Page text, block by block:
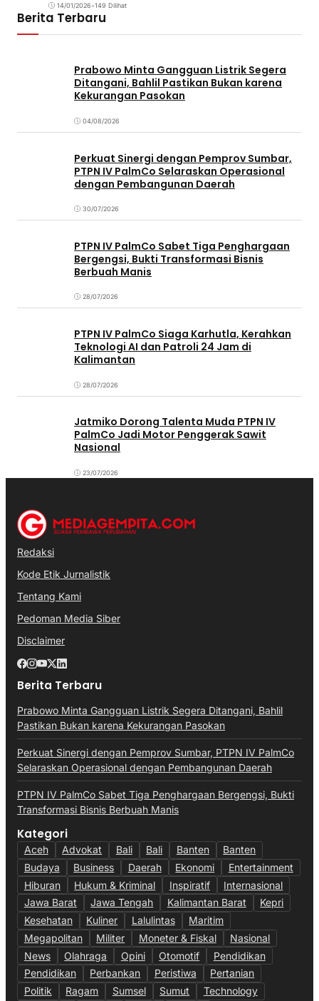
14/01/2026•149 Dilihat
Berita Terbaru
Prabowo Minta Gangguan Listrik Segera
Ditangani, Bahlil Pastikan Bukan karena
Kekurangan Pasokan
04/08/2026
Perkuat Sinergi dengan Pemprov Sumbar,
PTPN IV PalmCo Selaraskan Operasional
dengan Pembangunan Daerah
30/07/2026
PTPN IV PalmCo Sabet Tiga Penghargaan
Bergengsi, Bukti Transformasi Bisnis
Berbuah Manis
28/07/2026
PTPN IV PalmCo Siaga Karhutla, Kerahkan
Teknologi AI dan Patroli 24 Jam di
Kalimantan
28/07/2026
Jatmiko Dorong Talenta Muda PTPN IV
PalmCo Jadi Motor Penggerak Sawit
Nasional
23/07/2026
Redaksi
Kode Etik Jurnalistik
Tentang Kami
Pedoman Media Siber
Disclaimer
Berita Terbaru
Prabowo Minta Gangguan Listrik Segera Ditangani, Bahlil
Pastikan Bukan karena Kekurangan Pasokan
Perkuat Sinergi dengan Pemprov Sumbar, PTPN IV PalmCo
Selaraskan Operasional dengan Pembangunan Daerah
PTPN IV PalmCo Sabet Tiga Penghargaan Bergengsi, Bukti
Transformasi Bisnis Berbuah Manis
Kategori
Aceh Advokat Bali Bali Banten
Banten
Budaya
Business Daerah Ekonomi
Entertainment
Hiburan
Hukum & Kriminal Inspiratif
Internasional
Jawa Barat
Jawa Tengah Kalimantan Barat
Kepri
Kesehatan
Kuliner Lalulintas
Maritim
Megapolitan
Militer Moneter & Fiskal
Nasional
News
Olahraga Opini Otomotif
Pendidikan
Pendidikan
Perbankan Peristiwa
Pertanian
Politik
Ragam Sumsel Sumut Technology